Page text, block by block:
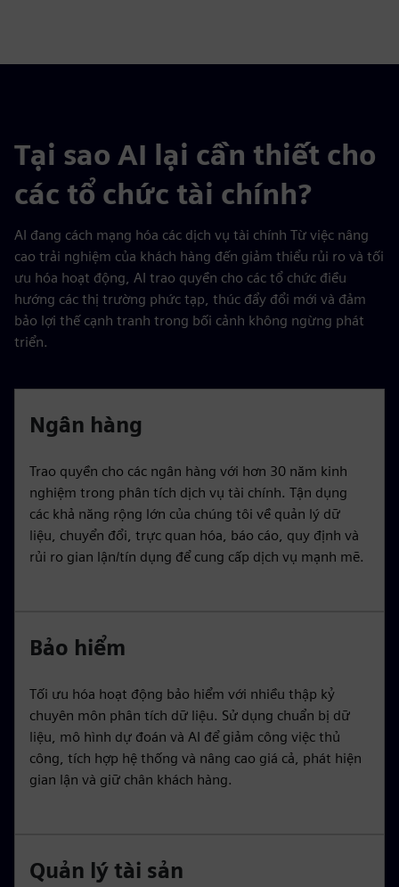
Tại sao AI lại cần thiết cho
các tổ chức tài chính?
AI đang cách mạng hóa các dịch vụ tài chính Từ việc nâng
cao trải nghiệm của khách hàng đến giảm thiểu rủi ro và tối
ưu hóa hoạt động, AI trao quyền cho các tổ chức điều
hướng các thị trường phức tạp, thúc đẩy đổi mới và đảm
bảo lợi thế cạnh tranh trong bối cảnh không ngừng phát
triển.
Ngân hàng
Trao quyền cho các ngân hàng với hơn 30 năm kinh
nghiệm trong phân tích dịch vụ tài chính. Tận dụng
các khả năng rộng lớn của chúng tôi về quản lý dữ
liệu, chuyển đổi, trực quan hóa, báo cáo, quy định và
rủi ro gian lận/tín dụng để cung cấp dịch vụ mạnh mẽ.
Bảo hiểm
Tối ưu hóa hoạt động bảo hiểm với nhiều thập kỷ
chuyên môn phân tích dữ liệu. Sử dụng chuẩn bị dữ
liệu, mô hình dự đoán và AI để giảm công việc thủ
công, tích hợp hệ thống và nâng cao giá cả, phát hiện
gian lận và giữ chân khách hàng.
Quản lý tài sản